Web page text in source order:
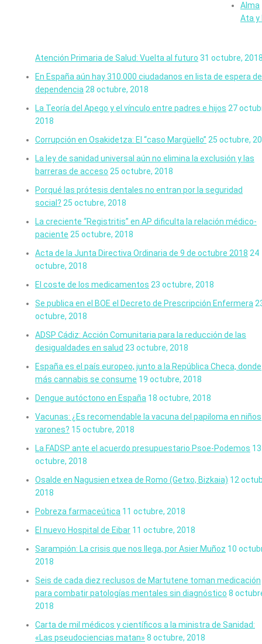
Alma
Ata y
Atención Primaria de Salud: Vuelta al futuro 31 octubre,
En España aún hay 310.000 ciudadanos en lista de espera
dependencia28 octubre, 2018
La Teoría del Apego y el vínculo entre padres e hijos 27
2018
Corrupción en Osakidetza: El “caso Margüello” 25 octubre,
La ley de sanidad universal aún no elimina la exclusión y las
barreras de acceso 25 octubre, 2018
Porqué las prótesis dentales no entran por la seguridad
social? 25 octubre, 2018
La creciente “Registritis” en AP dificulta la relación médico-
paciente 25 octubre, 2018
Acta de la Junta Directiva Ordinaria de 9 de octubre 2018 24
octubre, 2018
El coste de los medicamentos 23 octubre, 2018
Se publica en el BOE el Decreto de Prescripción Enfermera
octubre, 2018
ADSP Cádiz: Acción Comunitaria para la reducción de las
desigualdades en salud 23 octubre, 2018
España es el país europeo, junto a la República Checa, donde
más cannabis se consume 19 octubre, 2018
Dengue autóctono en España 18 octubre, 2018
Vacunas: ¿Es recomendable la vacuna del papiloma en niños
varones? 15 octubre, 2018
La FADSP ante el acuerdo presupuestario Psoe-Podemos 13
octubre, 2018
Osalde en Nagusien etxea de Romo (Getxo, Bizkaia) 12
2018
Pobreza farmaceútica 11 octubre, 2018
El nuevo Hospital de Eibar 11 octubre, 2018
Sarampión: La crisis que nos llega, por Asier Muñoz 10
2018
Seis de cada diez reclusos de Martutene toman medicación
para combatir patologías mentales sin diagnóstico 8
2018
Carta de mil médicos y científicos a la ministra de Sanidad:
«Las pseudociencias matan» 8 octubre, 2018